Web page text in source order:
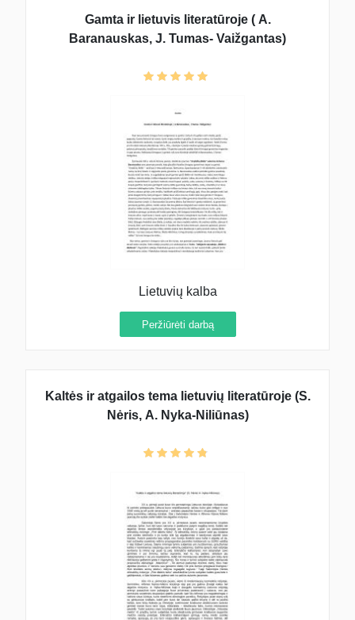
Gamta ir lietuvis literatūroje ( A.
Baranauskas, J. Tumas- Vaižgantas)
Lietuvių kalba
Peržiūrėti darbą
Kaltės ir atgailos tema lietuvių literatūroje (S.
Nėris, A. Nyka-Niliūnas)